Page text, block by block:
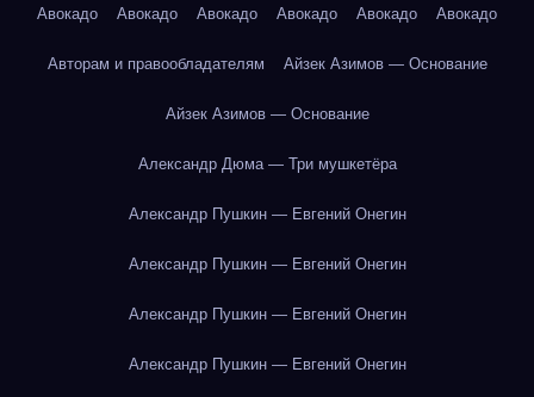
Авокадо Авокадо Авокадо Авокадо Авокадо Авокадо
Авторам и правообладателям Айзек Азимов — Основание
Айзек Азимов — Основание
Александр Дюма — Три мушкетёра
Александр Пушкин — Евгений Онегин
Александр Пушкин — Евгений Онегин
Александр Пушкин — Евгений Онегин
Александр Пушкин — Евгений Онегин